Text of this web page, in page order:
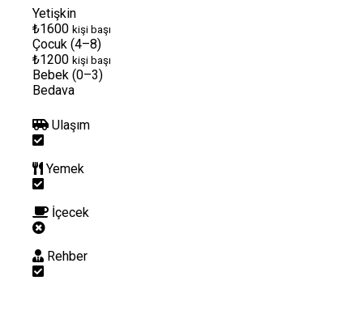
Yetişkin
₺1600 kişi başı
Çocuk (4–8)
₺1200 kişi başı
Bebek (0–3)
Bedava
Ulaşım
Yemek
İçecek
Rehber